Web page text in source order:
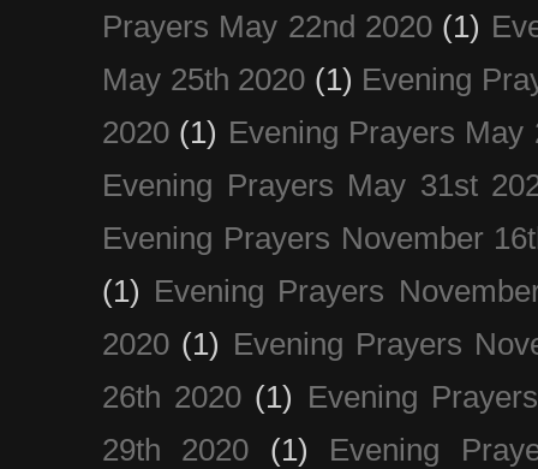
Prayers May 22nd 2020 (1)
May 25th 2020 (1) Evening
2020 (1) Evening Prayers May
Evening Prayers May 31st
Evening Prayers November
(1) Evening Prayers
2020 (1) Evening Prayers
26th 2020 (1) Evening
29th 2020
(1)
Evening